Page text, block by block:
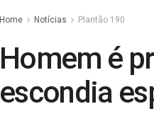
Home Notícias Plantão 190
Homem é
escondia